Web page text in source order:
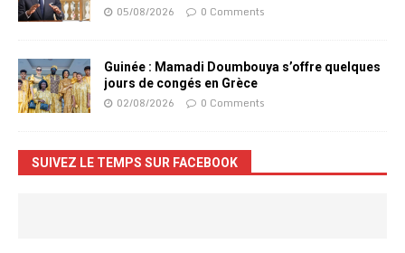
05/08/2026 0 Comments
Guinée : Mamadi Doumbouya s’offre quelques
jours de congés en Grèce
02/08/2026 0 Comments
SUIVEZ LE TEMPS SUR FACEBOOK